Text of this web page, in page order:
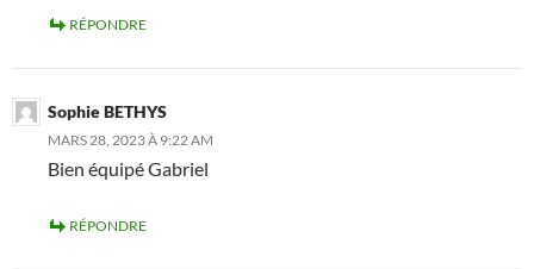
RÉPONDRE
Sophie BETHYS
MARS 28, 2023 À 9:22 AM
Bien équipé Gabriel
RÉPONDRE